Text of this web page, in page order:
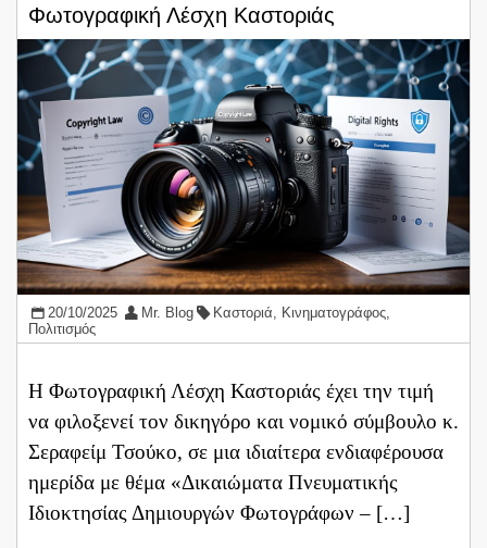
Φωτογραφική Λέσχη Καστοριάς
20/10/2025 Mr. Blog Καστοριά, Κινηματογράφος,
Πολιτισμός
Η Φωτογραφική Λέσχη Καστοριάς έχει την τιμή
να φιλοξενεί τον δικηγόρο και νομικό σύμβουλο κ.
Σεραφείμ Τσούκο, σε μια ιδιαίτερα ενδιαφέρουσα
ημερίδα με θέμα «Δικαιώματα Πνευματικής
Ιδιοκτησίας Δημιουργών Φωτογράφων – […]